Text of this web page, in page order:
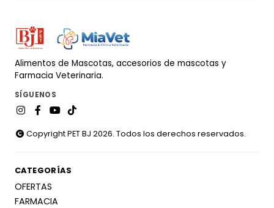
Alimentos de Mascotas, accesorios de mascotas y
Farmacia Veterinaria.
SÍGUENOS
Copyright PET BJ 2026. Todos los derechos reservados.
CATEGORÍAS
OFERTAS
FARMACIA